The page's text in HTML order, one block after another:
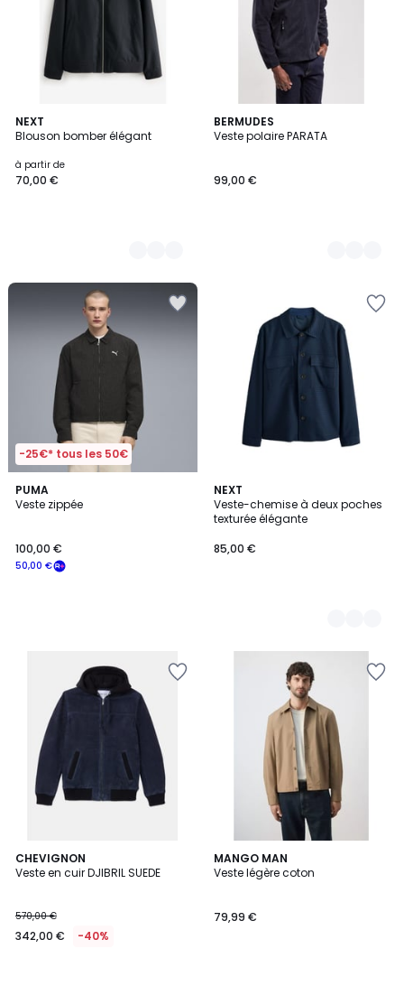
NEXT
Blouson bomber élégant
à partir de
70,00 €
6
Couleurs
BERMUDES
Veste polaire PARATA
99,00 €
2
Couleurs
-25€* tous les 50€
PUMA
Veste zippée
50,00 €
100,00 €
NEXT
Veste-chemise à deux poches
texturée élégante
85,00 €
2
Couleurs
CHEVIGNON
Veste en cuir DJIBRIL SUEDE
570,00 €
342,00 € -40%
MANGO MAN
Veste légère coton
79,99 €